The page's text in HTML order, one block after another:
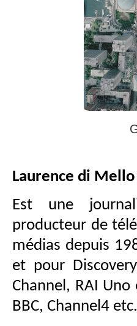
Laurence di Mello
Est une
producteur de
médias depuis
et pour
Channel, RAI
BBC, Channel4 etc.